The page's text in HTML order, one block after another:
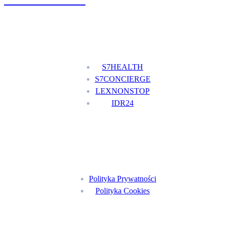
S7HEALTH
S7CONCIERGE
LEXNONSTOP
IDR24
Polityka Prywatności
Polityka Cookies